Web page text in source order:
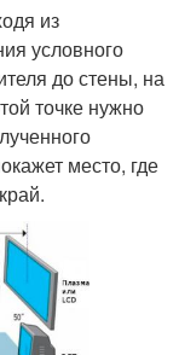
из
условного
до стены, на
точке нужно
место, где